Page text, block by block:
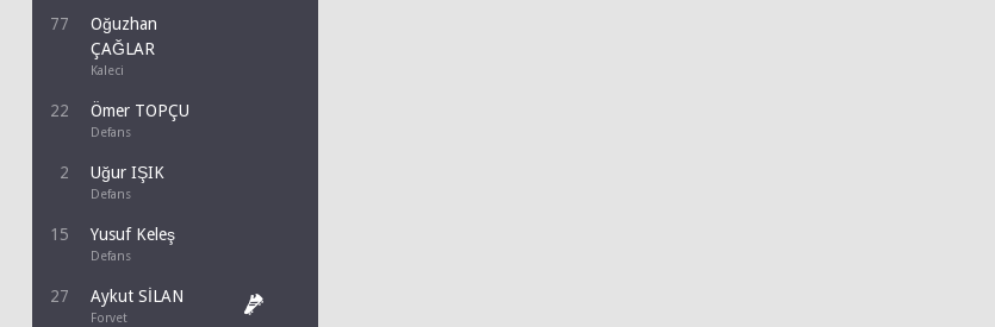
77
Oğuzhan
ÇAĞLAR
Kaleci
22 Ömer TOPÇU
Defans
2 Uğur IŞIK
Defans
15 Yusuf Keleş
Defans
27 Aykut SİLAN
Forvet